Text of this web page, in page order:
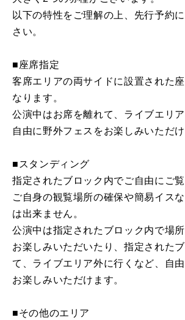
以下の特性をご理解の上、先行予約
さい。
■座席指定
客席エリアの両サイドに設置された
なります。
公演中はお席を離れて、ライブエリア
自由に野外フェスをお楽しみいただけ
■スタンディング
指定されたブロック内でご自由にご覧
ご自身の観覧場所の確保や簡易イス
は出来ません。
公演中は指定されたブロック内で場
お楽しみいただいたり、指定された
て、ライブエリア外に行くなど、自
お楽しみいただけます。
■その他のエリア